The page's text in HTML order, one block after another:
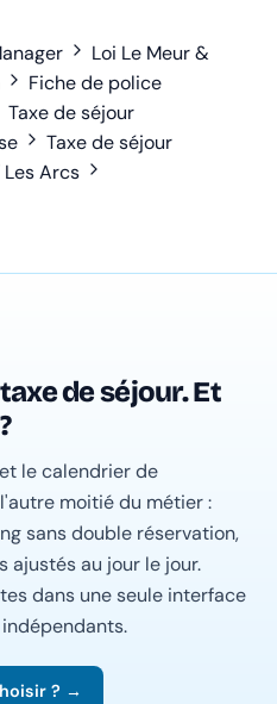
Loi Le Meur &
Fiche de police
Taxe de séjour
Taxe de séjour
Arcs
de séjour. Et
le calendrier de
moitié du métier :
sans double réservation,
ajustés au jour le jour.
dans une seule interface
? →